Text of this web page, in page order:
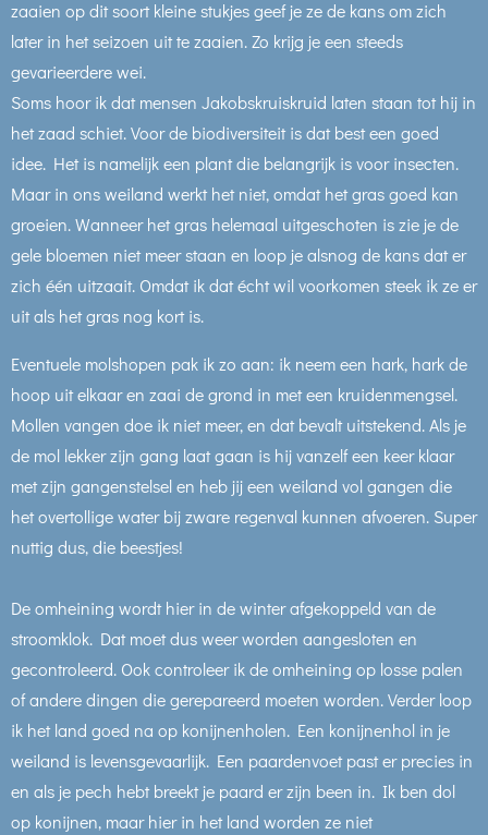
zaaien op dit soort kleine stukjes geef je ze de kans om zich
later in het seizoen uit te zaaien. Zo krijg je een steeds
gevarieerdere wei.
Soms hoor ik dat mensen Jakobskruiskruid laten staan tot hij in
het zaad schiet. Voor de biodiversiteit is dat best een goed
idee. Het is namelijk een plant die belangrijk is voor insecten.
Maar in ons weiland werkt het niet, omdat het gras goed kan
groeien. Wanneer het gras helemaal uitgeschoten is zie je de
gele bloemen niet meer staan en loop je alsnog de kans dat er
zich één uitzaait. Omdat ik dat écht wil voorkomen steek ik ze er
uit als het gras nog kort is.
Eventuele molshopen pak ik zo aan: ik neem een hark, hark de
hoop uit elkaar en zaai de grond in met een kruidenmengsel.
Mollen vangen doe ik niet meer, en dat bevalt uitstekend. Als je
de mol lekker zijn gang laat gaan is hij vanzelf een keer klaar
met zijn gangenstelsel en heb jij een weiland vol gangen die
het overtollige water bij zware regenval kunnen afvoeren. Super
nuttig dus, die beestjes!
De omheining wordt hier in de winter afgekoppeld van de
stroomklok. Dat moet dus weer worden aangesloten en
gecontroleerd. Ook controleer ik de omheining op losse palen
of andere dingen die gerepareerd moeten worden. Verder loop
ik het land goed na op konijnenholen. Een konijnenhol in je
weiland is levensgevaarlijk. Een paardenvoet past er precies in
en als je pech hebt breekt je paard er zijn been in. Ik ben dol
op konijnen, maar hier in het land worden ze niet